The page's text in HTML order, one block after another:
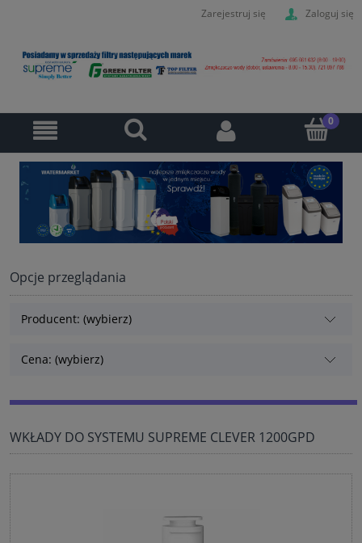
Zarejestruj się Zaloguj się
Opcje przeglądania
Producent: (wybierz)
Cena: (wybierz)
WKŁADY DO SYSTEMU SUPREME CLEVER 1200GPD